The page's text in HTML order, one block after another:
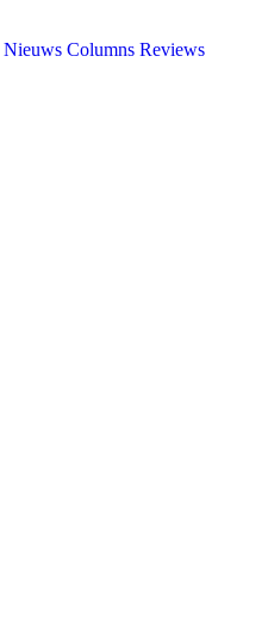
Nieuws Columns Reviews